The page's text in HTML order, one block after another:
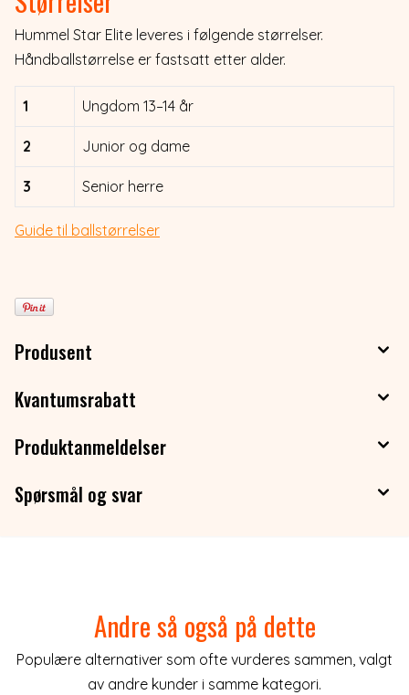
Hummel Star Elite leveres i følgende størrelser.
Håndballstørrelse er fastsatt etter alder.
1 Ungdom 13–14 år
2 Junior og dame
3 Senior herre
Guide til ballstørrelser
Produsent
Kvantumsrabatt
Produktanmeldelser
Spørsmål og svar
Andre så også på dette
Populære alternativer som ofte vurderes sammen, valgt
av andre kunder i samme kategori.